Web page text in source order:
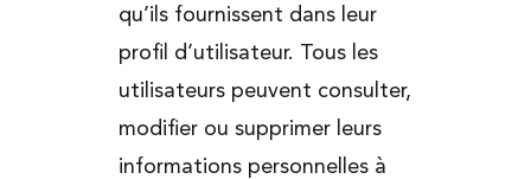
qu’ils fournissent dans leur
profil d’utilisateur. Tous les
utilisateurs peuvent consulter,
modifier ou supprimer leurs
informations personnelles à